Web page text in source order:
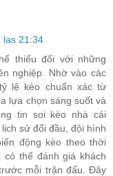
las 21:34
thiếu đối với những
nghiệp. Nhờ vào các
lệ kèo chuẩn xác từ
lựa chọn sáng suốt và
tin soi kèo nhà cái
sử đối đầu, đội hình
động kèo theo thời
thể đánh giá khách
mỗi trận đấu. Đây